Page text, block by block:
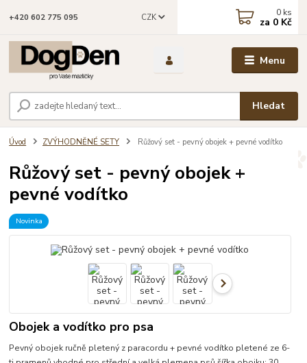
Menu
CZK
Hledat
+420 602 775 095 0 ks
za 0 Kč
Úvod ZVÝHODNĚNÉ SETY Růžový set - pevný obojek + pevné vodítko
Růžový set - pevný obojek +
pevné vodítko
Novinka
Obojek a vodítko pro psa
Pevný obojek ručně pletený z paracordu + pevné vodítko pletené ze 6-